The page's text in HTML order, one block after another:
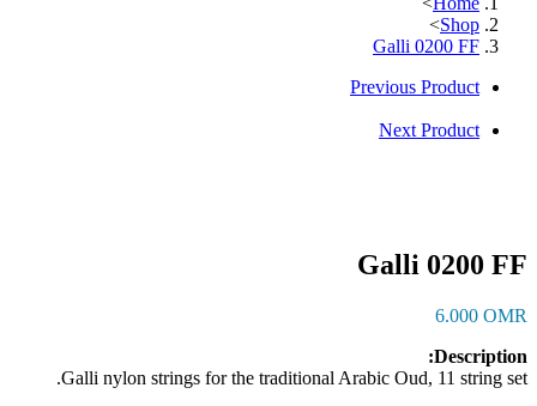
Shop
>
Galli 0200 FF
Previous Product
Next Product
Galli 0200 FF
6.000 OMR
Description:
Galli nylon strings for the traditional Arabic Oud, 11 string set.